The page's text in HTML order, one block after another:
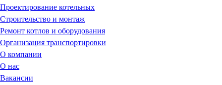
Проектирование котельных
Строительство и монтаж
Ремонт котлов и оборудования
Организация транспортировки
О компании
О нас
Вакансии